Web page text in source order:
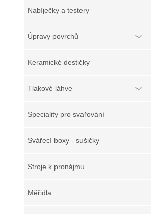
Nabíječky a testery
Úpravy povrchů
Keramické destičky
Tlakové láhve
Speciality pro svařování
Svářecí boxy - sušičky
Stroje k pronájmu
Měřidla